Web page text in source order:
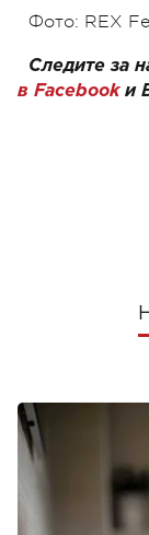
Фото: REX
Следите за
в Facebookи